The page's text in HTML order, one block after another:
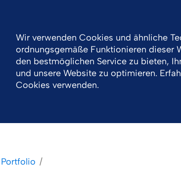
Unternehmen Portfolio
Portfolio
Wir verwenden Cookies und ähnliche
ordnungsgemäße Funktionieren dieser
den bestmöglichen Service zu bieten,
und unsere Website zu optimieren.
Cookies verwenden.